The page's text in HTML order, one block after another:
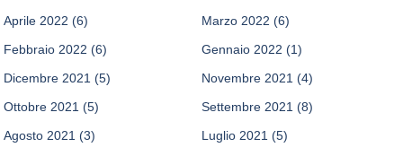
Aprile 2022 (6) Marzo 2022 (6)
Febbraio 2022 (6) Gennaio 2022 (1)
Dicembre 2021 (5) Novembre 2021 (4)
Ottobre 2021 (5) Settembre 2021 (8)
Agosto 2021 (3) Luglio 2021 (5)